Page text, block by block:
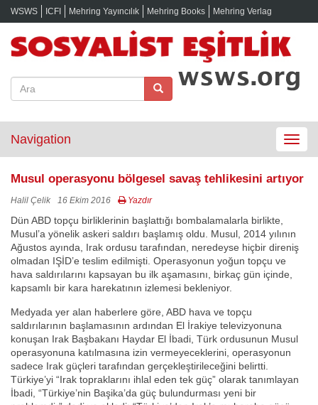
WSWS ICFI Mehring Yayıncılık Mehring Books Mehring Verlag
Toggle
Navigation
Musul operasyonu bölgesel savaş tehlikesini artıyor
Halil Çelik 16 Ekim 2016 Yazdır
Dün ABD topçu birliklerinin başlattığı bombalamalarla birlikte,
Musul’a yönelik askeri saldırı başlamış oldu. Musul, 2014 yılının
Ağustos ayında, Irak ordusu tarafından, neredeyse hiçbir direniş
olmadan IŞİD’e teslim edilmişti. Operasyonun yoğun topçu ve
hava saldırılarını kapsayan bu ilk aşamasını, birkaç gün içinde,
kapsamlı bir kara harekatının izlemesi bekleniyor.
Medyada yer alan haberlere göre, ABD hava ve topçu
saldırılarının başlamasının ardından El İrakiye televizyonuna
konuşan Irak Başbakanı Haydar El İbadi, Türk ordusunun Musul
operasyonuna katılmasına izin vermeyeceklerini, operasyonun
sadece Irak güçleri tarafından gerçekleştirileceğini belirtti.
Türkiye’yi “Irak topraklarını ihlal eden tek güç” olarak tanımlayan
İbadi, “Türkiye’nin Başika’da güç bulundurması yeni bir